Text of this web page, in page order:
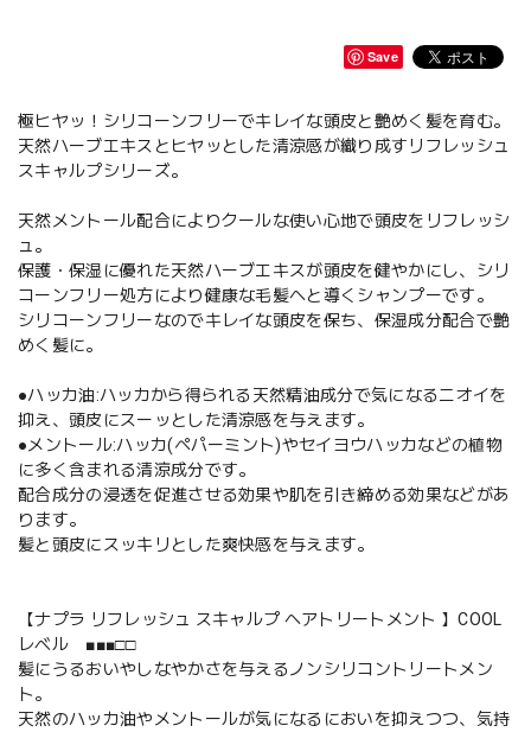
Save
極ヒヤッ！シリコーンフリーでキレイな頭皮と艶めく髪を育む。
天然ハーブエキスとヒヤッとした清涼感が織り成すリフレッシュ
スキャルプシリーズ。
天然メントール配合によりクールな使い心地で頭皮をリフレッシ
ュ。
保護・保湿に優れた天然ハーブエキスが頭皮を健やかにし、シリ
コーンフリー処方により健康な毛髪へと導くシャンプーです。
シリコーンフリーなのでキレイな頭皮を保ち、保湿成分配合で艶
めく髪に。
●ハッカ油:ハッカから得られる天然精油成分で気になるニオイを
抑え、頭皮にスーッとした清涼感を与えます。
●メントール:ハッカ(ペパーミント)やセイヨウハッカなどの植物
に多く含まれる清涼成分です。
配合成分の浸透を促進させる効果や肌を引き締める効果などがあ
ります。
髪と頭皮にスッキリとした爽快感を与えます。
【ナプラ リフレッシュ スキャルプ ヘアトリートメント 】COOL
レベル ■■■□□
髪にうるおいやしなやかさを与えるノンシリコントリートメン
ト。
天然のハッカ油やメントールが気になるにおいを抑えつつ、気持